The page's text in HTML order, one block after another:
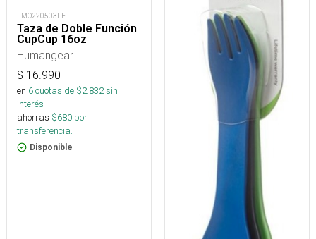
LMO220503FE
Taza de Doble Función
CupCup 16oz
Humangear
$ 16.990
en 6cuotas de $2.832sin
interés
ahorras $680 por
transferencia.
Disponible